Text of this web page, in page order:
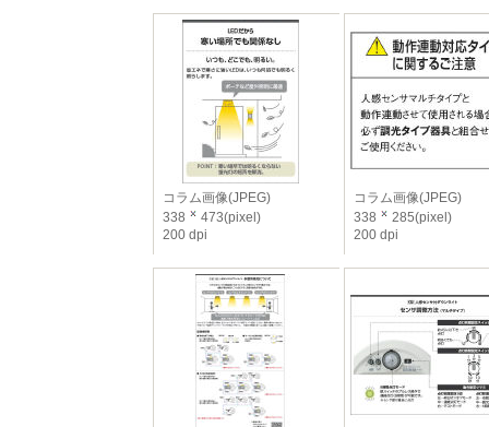
コラム画像(JPEG)
338
473(pixel)
200 dpi
コラム画像(JPEG)
338
285(pixel)
200 dpi